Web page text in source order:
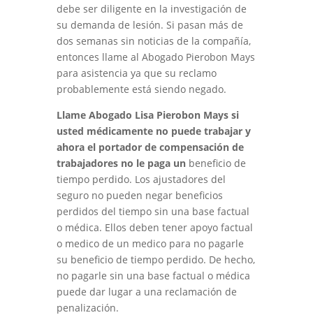
debe ser diligente en la investigación de
su demanda de lesión. Si pasan más de
dos semanas sin noticias de la compañía,
entonces llame al Abogado Pierobon Mays
para asistencia ya que su reclamo
probablemente está siendo negado.
Llame Abogado Lisa Pierobon Mays si
usted médicamente no puede trabajar y
ahora el portador de compensación de
trabajadores no le paga unbeneficio de
tiempo perdido. Los ajustadores del
seguro no pueden negar beneficios
perdidos del tiempo sin una base factual
o médica. Ellos deben tener apoyo factual
o medico de un medico para no pagarle
su beneficio de tiempo perdido. De hecho,
no pagarle sin una base factual o médica
puede dar lugar a una reclamación de
penalización.